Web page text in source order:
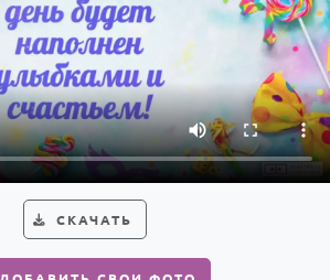
СКАЧАТЬ